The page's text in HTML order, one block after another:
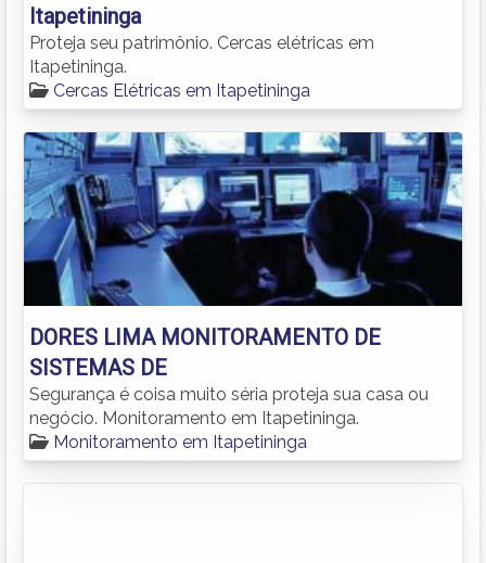
Itapetininga
Proteja seu patrimônio. Cercas elétricas em
Itapetininga.
Cercas Elétricas em Itapetininga
DORES LIMA MONITORAMENTO DE
SISTEMAS DE
Segurança é coisa muito séria proteja sua casa ou
negócio. Monitoramento em Itapetininga.
Monitoramento em Itapetininga